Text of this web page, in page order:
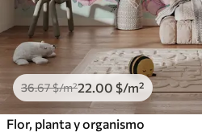
36.67$/m²22.00 $/m²
Flor, planta y organismo